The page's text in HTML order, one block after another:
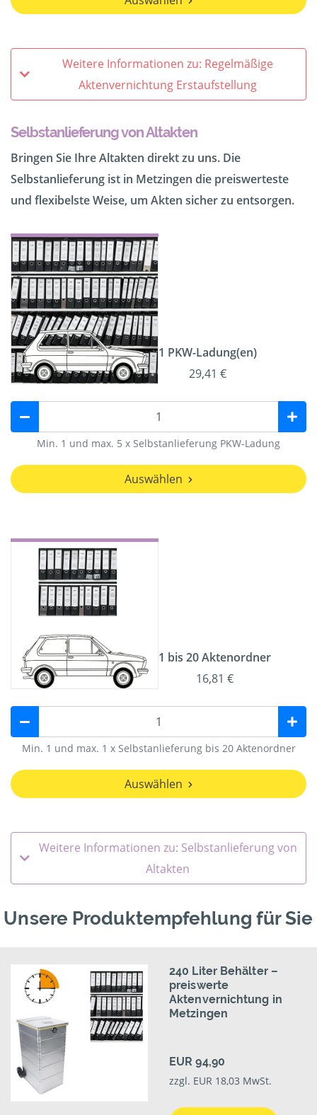
Weitere Informationen zu: Regelmäßige
Aktenvernichtung Erstaufstellung
Selbstanlieferung von Altakten
Bringen Sie Ihre Altakten direkt zu uns. Die
Selbstanlieferung ist in Metzingen die preiswerteste
und flexibelste Weise, um Akten sicher zu entsorgen.
1 PKW-Ladung(en)
29,41 €
Min. 1 und max. 5 x Selbstanlieferung PKW-Ladung
Auswählen
1 bis 20 Aktenordner
16,81 €
Min. 1 und max. 1 x Selbstanlieferung bis 20 Aktenordner
Auswählen
Weitere Informationen zu: Selbstanlieferung von
Altakten
Unsere Produktempfehlung für Sie
240 Liter Behälter –
preiswerte
Aktenvernichtung in
Metzingen
EUR 94,90
zzgl. EUR 18,03 MwSt.